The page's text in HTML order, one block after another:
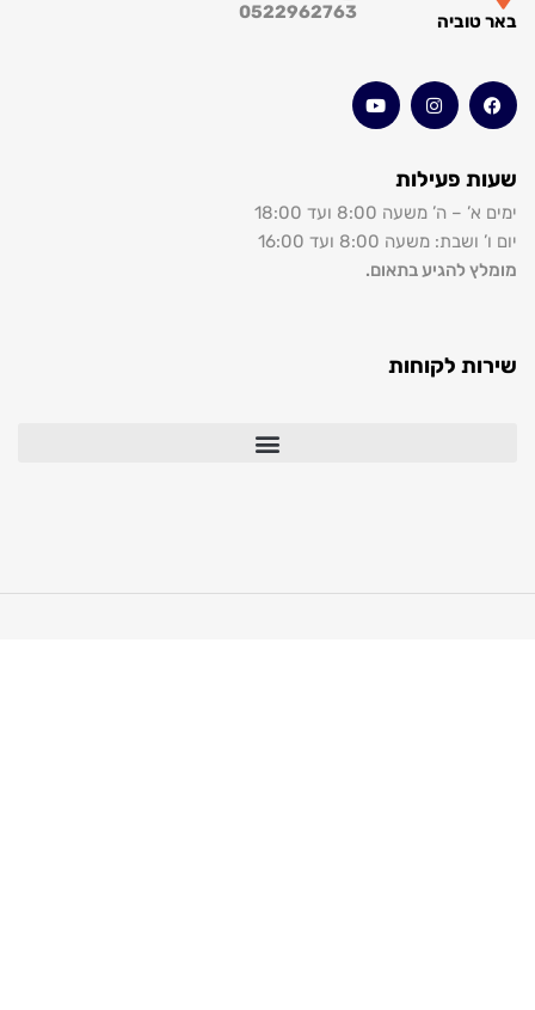
0522962763
פעילות
משעה 8:00 ועד 18:00
משעה 8:00 ועד 16:00
להגיע בתאום.
לקוחות